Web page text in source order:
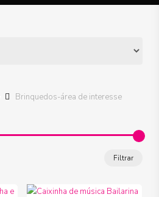
Brinquedos-área de interesse
Filtrar